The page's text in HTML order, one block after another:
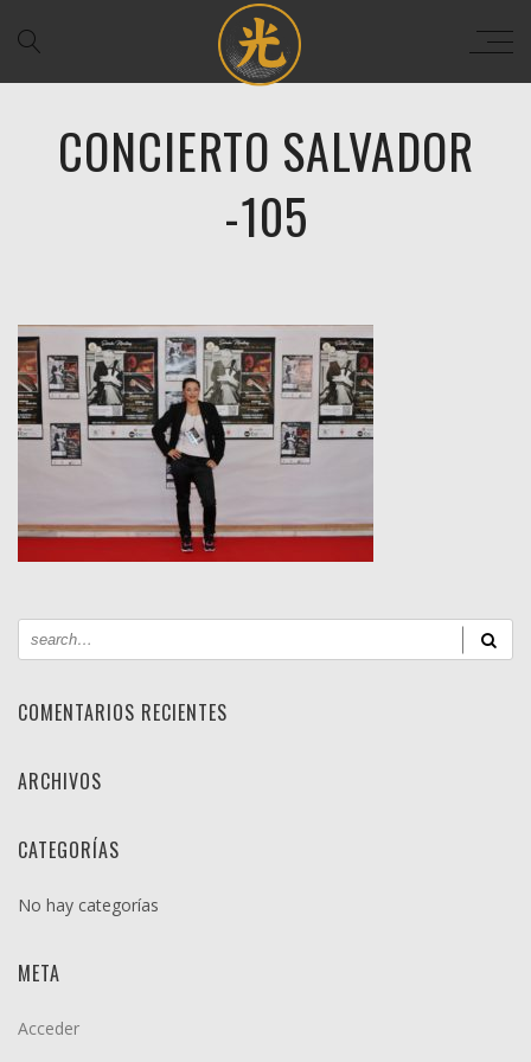
CONCIERTO SALVADOR
-105
COMENTARIOS RECIENTES
ARCHIVOS
CATEGORÍAS
No hay categorías
META
Acceder